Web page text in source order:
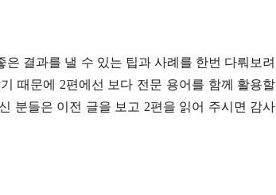
은 결과를 낼 수 있는 팁과 사례를 한번 다뤄보려
때문에 2편에선 보다 전문 용어를 함께 활용할
분들은 이전 글을 보고 2편을 읽어 주시면 감사